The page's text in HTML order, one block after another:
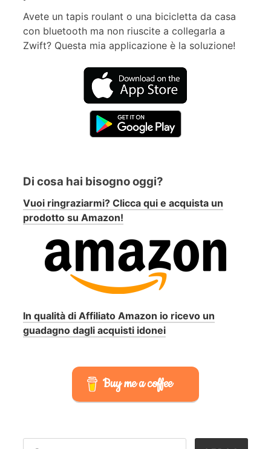
Avete un tapis roulant o una bicicletta da casa
con bluetooth ma non riuscite a collegarla a
Zwift? Questa mia applicazione è la soluzione!
Di cosa hai bisogno oggi?
Vuoi ringraziarmi? Clicca qui e acquista un
prodotto su Amazon!
In qualità di Affiliato Amazon io ricevo un
guadagno dagli acquisti idonei
Buy me a coffee